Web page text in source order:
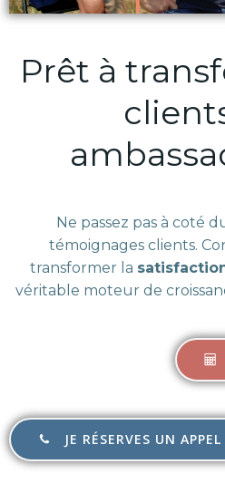
Prêt à
Ne passez pas à coté
témoignages clients.
transformer la
véritable moteur de
JE RÉSERVES UN APPEL